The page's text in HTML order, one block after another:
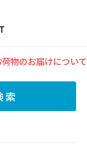
物のお届けについて
索